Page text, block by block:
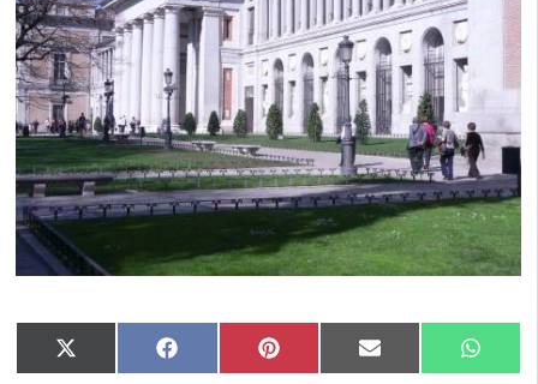
Compartir
en
X
(Twitter)
Compartir
en
Facebook Compartir
en
Pinterest Compartir
en
Email
en